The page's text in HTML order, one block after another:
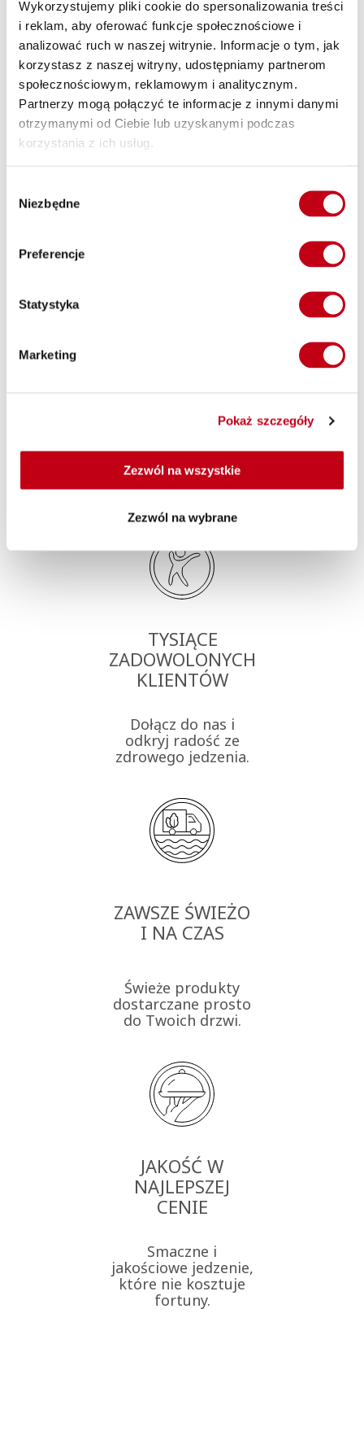
Wykorzystujemy pliki cookie do spersonalizowania treści
i reklam, aby oferować funkcje społecznościowe i
analizować ruch w naszej witrynie. Informacje o tym, jak
korzystasz z naszej witryny, udostępniamy partnerom
społecznościowym, reklamowym i analitycznym.
Partnerzy mogą połączyć te informacje z innymi danymi
otrzymanymi od Ciebie lub uzyskanymi podczas
korzystania z ich usług.
zgody
Niezbędne
Preferencje
Statystyka
Marketing
Pokaż szczegóły
Zezwól na wszystkie
Zezwól na wybrane
uniknąć konieczności szukania odpowiedniego miejsca na
lunch czy zabierania jedzenia z domu. Catering dostarcza
posiłki bezpośrednio do miejsca pracy, co pozwala
zaoszczędzić czas i energię.
Utrata lub budowanie masy
Dieta pudełkowa to również doskonałe rozwiązanie dla osób,
które chcą zredukować wagę lub zbudować masę mięśniową.
organizmowi odpowiednie składniki odżywcze.
różnorodnych dań. Posiłki są zróżnicowane i
przygotowywane z najwyższą starannością i dbałością o
różnorodnością smaków i zapobiec monotonii w codziennej
Dlaczego Maczfit?
TYSIĄCE
ZADOWOLONYCH
KLIENTÓW
Dołącz do nas i
odkryj radość ze
zdrowego jedzenia.
ZAWSZE ŚWIEŻO
I NA CZAS
Świeże produkty
dostarczane prosto
do Twoich drzwi.
JAKOŚĆ W
NAJLEPSZEJ
CENIE
Smaczne i
jakościowe jedzenie,
które nie kosztuje
fortuny.